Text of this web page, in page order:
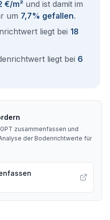
€/m² und ist damit im
um 7,7% gefallen.
liegt bei 18
liegt bei 6
zusammenfassen und
der Bodenrichtwerte für